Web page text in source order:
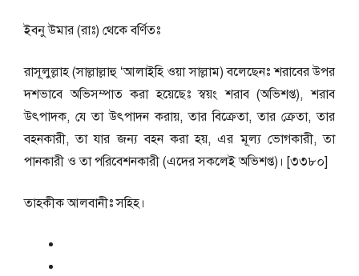
ইবনু উমার (রাঃ) থেকে বর্ণিতঃ
রাসূলুল্লাহ (সাল্লাল্লাহু ‘আলাইহি ওয়া সাল্লাম) বলেছেনঃ শরাবের উপর
দশভাবে অভিসম্পাত করা হয়েছেঃ স্বয়ং শরাব (অভিশপ্ত), শরাব
উৎপাদক, যে তা উৎপাদন করায়, তার বিক্রেতা, তার ক্রেতা, তার
বহনকারী, তা যার জন্য বহন করা হয়, এর মূল্য ভোগকারী, তা
পানকারী ও তা পরিবেশনকারী (এদের সকলেই অভিশপ্ত)। [৩৩৮০]
তাহকীক আলবানীঃ সহিহ।